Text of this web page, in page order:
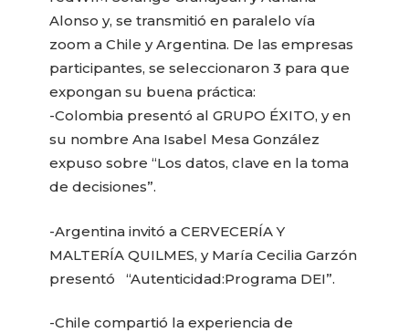
Alonso y, se transmitió en paralelo vía
zoom a Chile y Argentina. De las empresas
participantes, se seleccionaron 3 para que
expongan su buena práctica:
-Colombia presentó al GRUPO ÉXITO, y en
su nombre Ana Isabel Mesa González
expuso sobre “Los datos, clave en la toma
de decisiones”.
-Argentina invitó a CERVECERÍA Y
MALTERÍA QUILMES, y María Cecilia Garzón
presentó “Autenticidad:Programa DEI”.
-Chile compartió la experiencia de